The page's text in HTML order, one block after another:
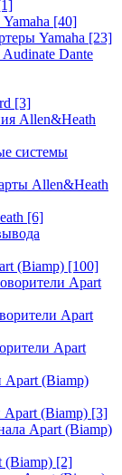
[40]
Yamaha [23]
Dante
[3]
Allen&Heath
системы
Allen&Heath
[6]
(Biamp) [100]
Apart
Apart
Apart
Apart (Biamp)
(Biamp) [3]
Apart (Biamp)
(Biamp) [2]